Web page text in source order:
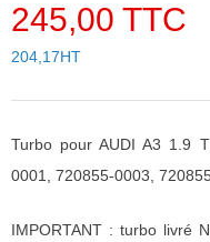
245,00 TTC
204,17HT
Turbo pour AUDI A3 1.9
0001, 720855-0003,
IMPORTANT : turbo livré